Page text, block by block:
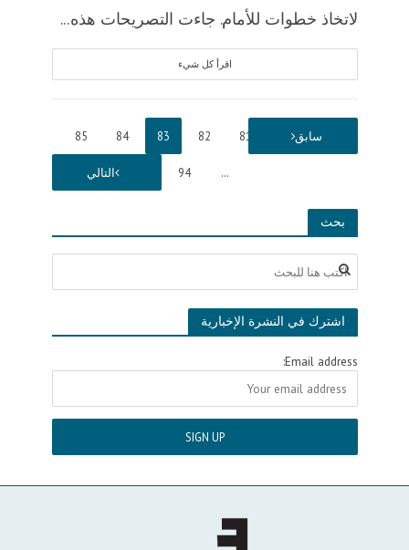
لاتخاذ خطوات للأمام. جاءت التصريحات هذه...
اقرأ كل شيء
سابق 81
82
83
84
85
…
94 التالي
بحث
اشترك في النشرة الإخبارية
Email address: